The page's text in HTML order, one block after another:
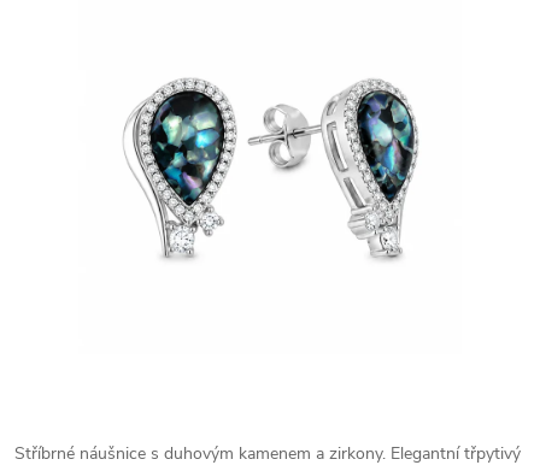
Stříbrné náušnice s duhovým kamenem a zirkony. Elegantní třpytivý